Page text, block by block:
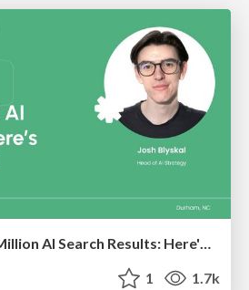
1 1.7k